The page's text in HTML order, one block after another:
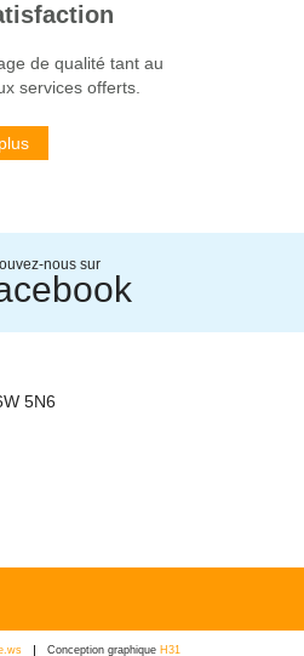
de qualité tant au
services offerts.
nous sur
5N6
Conception graphique H31